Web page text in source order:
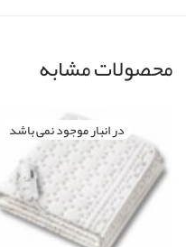
محصولات مشابه